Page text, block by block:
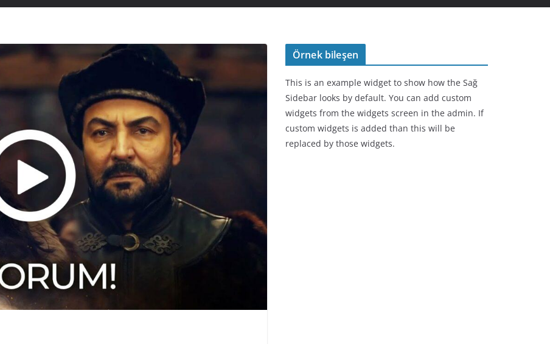
Örnek bileşen
This is an example widget to show how the Sağ
Sidebar looks by default. You can add custom
widgets from the widgets screen in the admin. If
custom widgets is added than this will be
replaced by those widgets.